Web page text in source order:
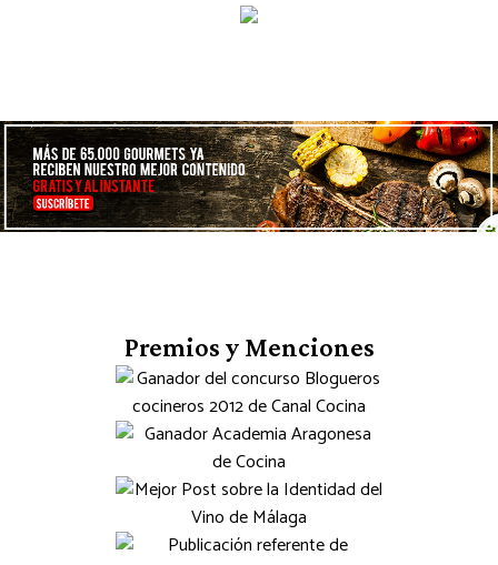
Premios y Menciones